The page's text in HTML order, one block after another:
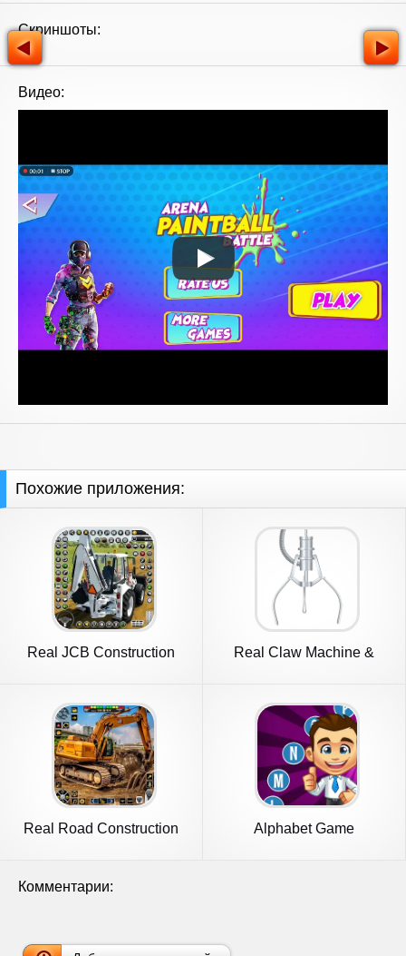
Скриншоты:
Видео:
Похожие приложения:
Real JCB Construction
Real Claw Machine &
Real Road Construction
Alphabet Game
Комментарии: